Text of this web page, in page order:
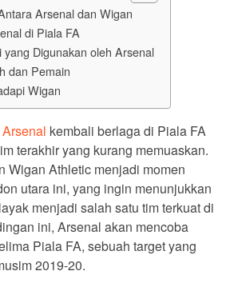
Arsenal dan Wigan
di Piala FA
Digunakan oleh Arsenal
dan Pemain
Wigan
Arsenal kembali berlaga di Piala FA
terakhir yang kurang memuaskan.
Wigan Athletic menjadi momen
utara ini, yang ingin menunjukkan
menjadi salah satu tim terkuat di
ini, Arsenal akan mencoba
Piala FA, sebuah target yang
2019-20.